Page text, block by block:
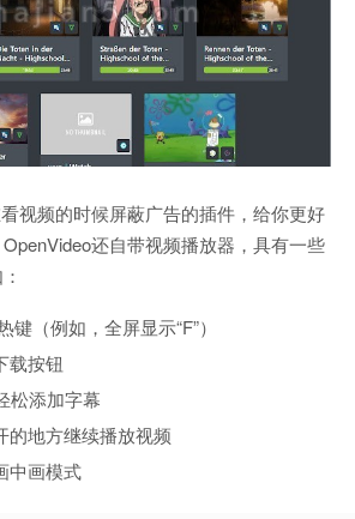
视频的时候屏蔽广告的插件，给你更好
还自带视频播放器，具有一些
键（例如，全屏显示“F”）
载按钮
松添加字幕
的地方继续播放视频
中画模式